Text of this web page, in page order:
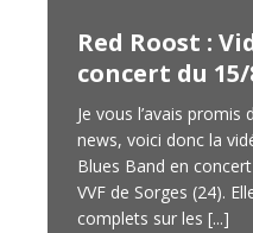
Red Roost :
concert du 15/
Je vous l’avais
news, voici donc la
Blues Band en
VVF de Sorges (24).
complets sur les [...]